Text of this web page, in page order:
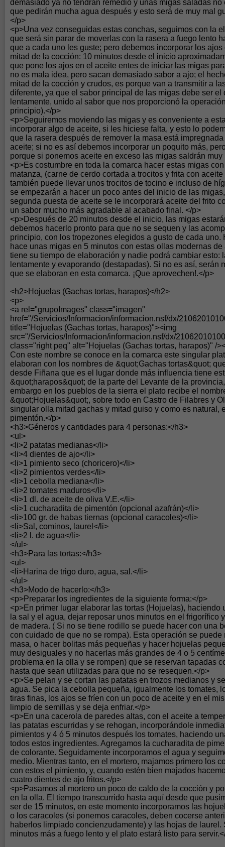
demasiado ya no tendrán remedio y unas migas saladas
que pedirán mucha agua después y esto será de muy mal
</p>
<p>Una vez conseguidas estas conchas, seguimos con la
que será sin parar de moverlas con la rasera a fuego lento
que a cada uno les guste; pero debemos incorporar los
mitad de la cocción: 10 minutos desde el inicio
que pone los ajos en el aceite entes de iniciar las migas
no es mala idea, pero sacan demasiado sabor a ajo; el
mitad de la cocción y crudos, es porque van a transmitir a
diferente, ya que el sabor principal de las migas debe ser el
lentamente, unido al sabor que nos proporcionó la
principio).</p>
<p>Seguiremos moviendo las migas y es conveniente a
incorporar algo de aceite, si les hiciese falta, y esto lo
que la rasera después de remover la masa está
aceite; si no es así debemos incorporar un poquito más,
porque si ponemos aceite en exceso las migas saldrán muy
<p>Es costumbre en toda la comarca hacer estas migas
matanza, (carne de cerdo cortada a trocitos y frita con
también puede llevar unos trocitos de tocino e incluso de
se empezarán a hacer un poco antes del inicio de las
segunda puesta de aceite se le incorporará aceite del frito
un sabor mucho más agradable al acabado final. </p>
<p>Después de 20 minutos desde el inicio, las migas
debemos hacerlo pronto para que no se sequen y las
principio, con los tropezones elegidos a gusto de cada uno.
hace unas migas en 5 minutos con estas ollas modernas
tiene su tiempo de elaboración y nadie podrá cambiar esto:
lentamente y evaporando (destapadas). Si no es así, serán
que se elaboran en esta comarca. ¡Que aprovechen!.</p>
<h2>Hojuelas (Gachas tortas, harapos)</h2>
<p>
<a rel="grupoImages" class="imagen"
href="/Servicios/Informacion/informacion.nsf/dx/
title="Hojuelas (Gachas tortas, harapos)"><img
src="/Servicios/Informacion/informacion.nsf/dx/
class="right peq" alt="Hojuelas (Gachas tortas, harapos)" /
Con este nombre se conoce en la comarca este singular
elaboran con los nombres de &quot;Gachas tortas&quot;
desde Fiñana que es el lugar donde más influencia tiene
&quot;harapos&quot; de la parte del Levante de la
embargo en los pueblos de la sierra el plato recibe el
&quot;Hojuelas&quot;, sobre todo en Castro de Filabres y
singular olla mitad gachas y mitad guiso y como es natural,
pimentón.</p>
<h3>Géneros y cantidades para 4 personas:</h3>
<ul>
<li>2 patatas medianas</li>
<li>4 dientes de ajo</li>
<li>1 pimiento seco (choricero)</li>
<li>2 pimientos verdes</li>
<li>1 cebolla mediana</li>
<li>2 tomates maduros</li>
<li>1 dl. de aceite de oliva V.E.</li>
<li>1 cucharadita de pimentón (opcional azafrán)</li>
<li>100 gr. de habas tiernas (opcional caracoles)</li>
<li>Sal, cominos, laurel</li>
<li>2 l. de agua</li>
</ul>
<h3>Para las tortas:</h3>
<ul>
<li>Harina de trigo duro, agua, sal.</li>
</ul>
<h3>Modo de hacerlo:</h3>
<p>Preparar los ingredientes de la siguiente forma:</p>
<p>En primer lugar elaborar las tortas (Hojuelas), haciendo
la sal y el agua, dejar reposar unos minutos en el frigorífico
de madera. ( Si no se tiene rodillo se puede hacer con una
con cuidado de que no se rompa). Esta operación se puede
masa, o hacer bolitas más pequeñas y hacer hojuelas
muy desiguales y no hacerlas más grandes de 4 o 5
problema en la olla y se rompen) que se reservan tapadas
hasta que sean utilizadas para que no se resequen.</p>
<p>Se pelan y se cortan las patatas en trozos medianos y
agua. Se pica la cebolla pequeña, igualmente los tomates,
tiras finas, los ajos se fríen con un poco de aceite y en el
limpio de semillas y se deja enfriar.</p>
<p>En una cacerola de paredes altas, con el aceite a
las patatas escurridas y se rehogan, incorporándole
pimientos y 4 ó 5 minutos después los tomates, haciendo
todos estos ingredientes. Agregamos la cucharadita de
de colorante. Seguidamente incorporamos el agua y
medio. Mientras tanto, en el mortero, majamos primero los
con estos el pimiento, y, cuando estén bien majados
cuatro dientes de ajo fritos.</p>
<p>Pasamos al mortero un poco de caldo de la cocción y
en la olla. El tiempo transcurrido hasta aquí desde que
ser de 15 minutos, en este momento incorporamos las
o los caracoles (si ponemos caracoles, deben cocerse
haberlos limpiado concienzudamente) y las hojas de
minutos más a fuego lento y el plato estará listo para